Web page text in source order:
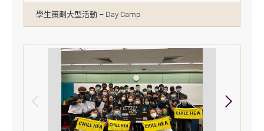
學生策劃大型活動 – Day Camp